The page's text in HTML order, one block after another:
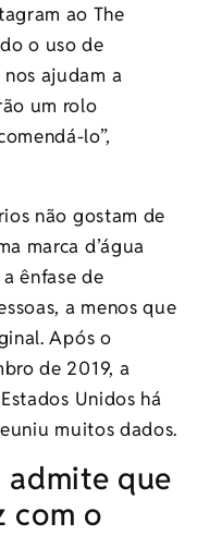
ao The
o uso de
ajudam a
um rolo
lo”,
não gostam de
marca d’água
ênfase de
a menos que
Após o
de 2019, a
Unidos há
muitos dados.
admite que
com o